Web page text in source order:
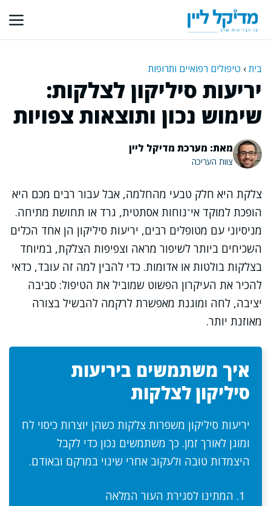
לתוכן
בית› טיפולים רפואיים ותרופות
יריעות סיליקון לצלקות:
שימוש נכון ותוצאות צפויות
מאת: מערכת מדיקל ליין
צוות העריכה
צלקת היא חלק טבעי מהחלמה, אבל עבור רבים מכם היא
הופכת למוקד אי־נוחות אסתטית, גרד או תחושת מתיחה.
מניסיוני עם מטופלים רבים, יריעות סיליקון הן אחד הכלים
השכיחים ביותר לשיפור מראה וצפיפות הצלקת, במיוחד
בצלקות בולטות או אדומות. כדי להבין למה זה עובד, כדאי
להכיר את העיקרון הפשוט שמוביל את הטיפול: סביבה
יציבה, לחה ומוגנת מאפשרת לרקמה להבשיל בצורה
מאוזנת יותר.
איך משתמשים ביריעות
סיליקון לצלקות
יריעות סיליקון משפרות צלקות כשהן יוצרות כיסוי לח
ומוגן לאורך זמן. כך משתמשים נכון כדי לקבל
היצמדות טובה ולעקוב אחרי שינוי במרקם ובאודם.
המתינו לסגירת העור המלאה